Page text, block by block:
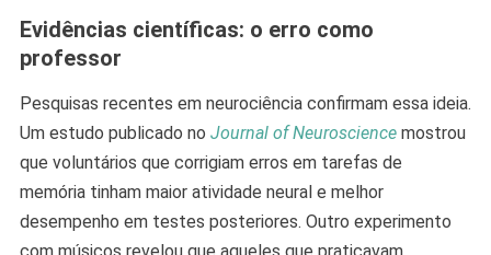
Evidências científicas: o erro como
professor
Pesquisas recentes em neurociência confirmam essa ideia.
Um estudo publicado no Journal of Neuroscience mostrou
que voluntários que corrigiam erros em tarefas de
memória tinham maior atividade neural e melhor
desempenho em testes posteriores. Outro experimento
com músicos revelou que aqueles que praticavam